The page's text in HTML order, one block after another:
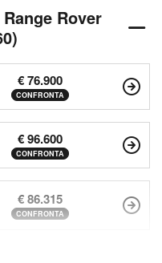
Rover
€ 76.900
CONFRONTA
€ 96.600
CONFRONTA
€ 86.315
CONFRONTA